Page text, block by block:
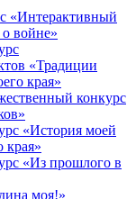
«Интерактивный
войне»
«Традиции
края»
конкурс
«История моей
края»
«Из прошлого в
моя!»